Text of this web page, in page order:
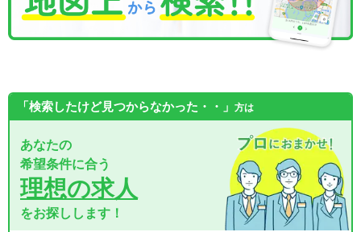
「検索したけど見つからなかった・・」 方は
あなたの
希望条件に合う
理想の求人
をお探しします！